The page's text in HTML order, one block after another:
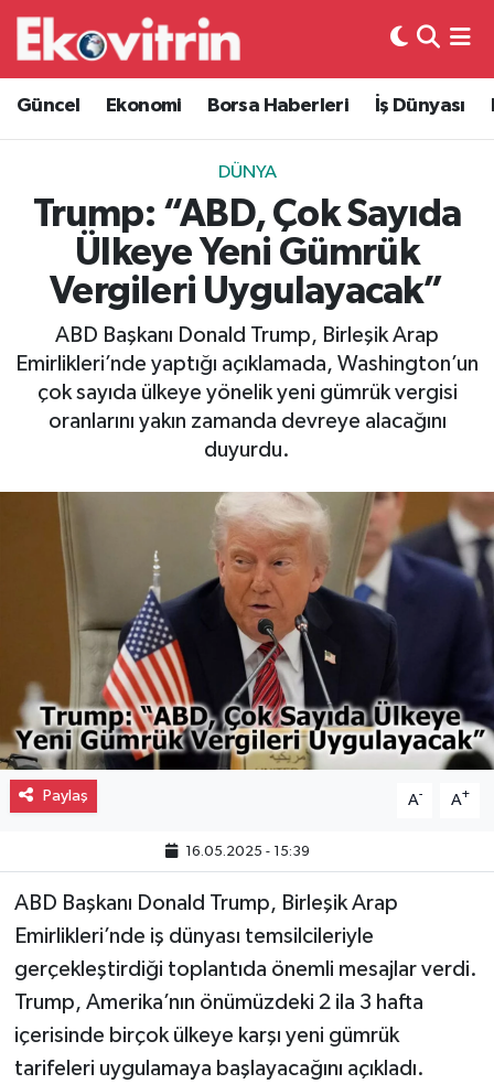
Güncel Ekonomi Borsa Haberleri İş Dünyası
DÜNYA
Trump: “ABD, Çok Sayıda
Ülkeye Yeni Gümrük
Vergileri Uygulayacak”
ABD Başkanı Donald Trump, Birleşik Arap
Emirlikleri’nde yaptığı açıklamada, Washington’un
çok sayıda ülkeye yönelik yeni gümrük vergisi
oranlarını yakın zamanda devreye alacağını
duyurdu.
Paylaş A- A+
16.05.2025 - 15:39
ABD Başkanı Donald Trump, Birleşik Arap
Emirlikleri’nde iş dünyası temsilcileriyle
gerçekleştirdiği toplantıda önemli mesajlar verdi.
Trump, Amerika’nın önümüzdeki 2 ila 3 hafta
içerisinde birçok ülkeye karşı yeni gümrük
tarifeleri uygulamaya başlayacağını açıkladı.
Güncel
Ekonomi
Borsa Haberleri
İş Dünyası
Lojistik
Otovitrin
Asayiş
Gayrimenkul
Eğitim
Hava Durumu
Trafik Durumu
Süper Lig Puan Durumu ve Fikstür
Tüm Manşetler
Son Dakika Haberleri
Haber Arşivi